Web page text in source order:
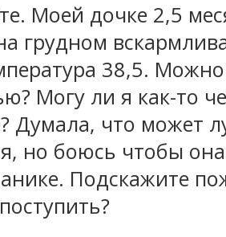
Моей дочке 2,5
грудном
38,5.
Могу ли я как-то
Думала, что может
но боюсь чтобы
Подскажите